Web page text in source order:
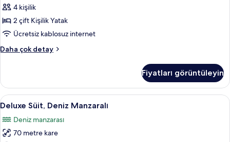
Manzaralı
için
tüm
görün
4 kişilik
2 çift Kişilik Yatak
Ücretsiz kablosuz internet
Daha çok detay
Superior
Deniz
Manzaralı
hakkında
fazla
detay
Fiyatları görüntüleyin
Deluxe
Süit,
Deniz
Manzaralı
Deluxe Süit, Deniz Manzaralı |
11
Deluxe Süit, Deniz Manzaralı
Deniz manzarası
70 metre kare